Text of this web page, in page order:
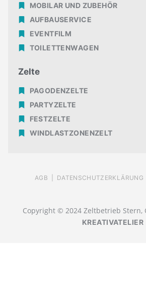
MOBILAR UND ZUBEHÖR
AUFBAUSERVICE
EVENTFILM
TOILETTENWAGEN
Zelte
PAGODENZELTE
PARTYZELTE
FESTZELTE
WINDLASTZONENZELT
AGB |
Copyright © 2024 Zeltbetrieb Stern,
KREATIVATELIER